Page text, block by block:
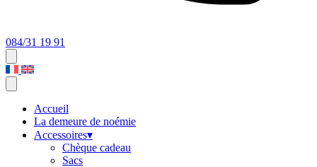
084/31 19 91
Accueil
La demeure de noémie
Accessoires▾
Chèque cadeau
Sacs